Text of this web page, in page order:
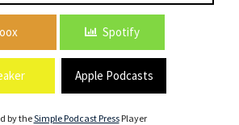
herramientas de
para usar con tu blog
Spotify
Apple Podcasts
by theSimple Podcast PressPlayer